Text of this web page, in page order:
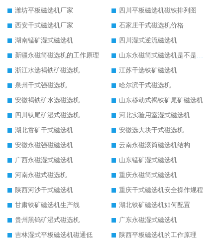
潍坊平板磁选机厂家
四川平板磁选机磁铁排列图
西安干式磁选机厂家
石家庄干式磁选机价格
湖南锰矿湿式磁选机
四川湿式逆流磁选机
新疆永磁筒磁选机的工作原理
山东永磁筒式磁选机是不是强磁
浙江水选褐铁矿磁选机
江苏干选铁矿磁选机
泉州干式强磁选机
哈尔滨干式磁选机
安徽褐铁矿水选磁选机
山东移动式褐铁矿尾矿磁选机
四川钛尾矿湿式磁选机
河北实验用室湿式磁选机
湖北贫矿干式磁选机
安徽选大块干式磁选机
安徽永磁强磁磁选机
云南永磁滚筒磁选机结构
广西永磁湿式磁选机
山东锰矿湿式磁选机
河南永磁式磁选机
重庆永磁筒式磁选机
陕西河沙干式磁选机
重庆干式磁选机安全操作规程
甘肃铁矿磁选机生产线
湖北铁矿磁选机如何配置
贵州黑钨矿湿式磁选机
广东永磁湿式磁选机
吉林湿式平板磁选机磁通低
陕西平板磁选机的工作原理